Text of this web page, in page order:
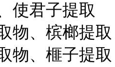
使君子提取
物、槟榔提取
物、榧子提取